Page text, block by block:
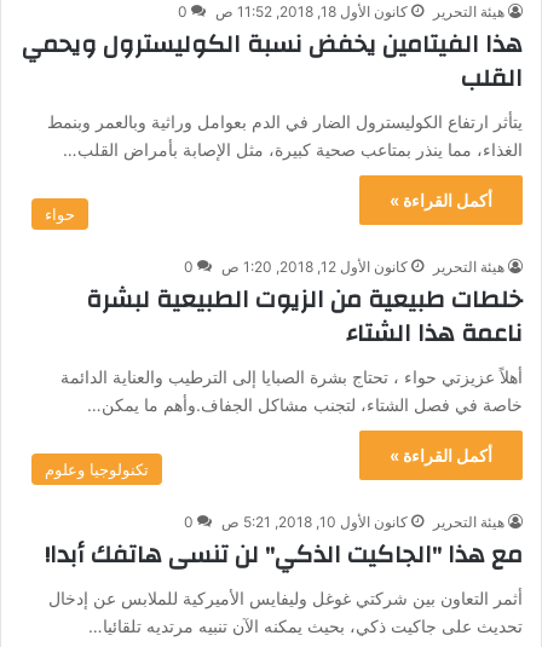
هيئة التحرير كانون الأول 18, 2018, 11:52 ص 0
هذا الفيتامين يخفض نسبة الكوليسترول ويحمي
القلب
يتأثر ارتفاع الكوليسترول الضار في الدم بعوامل وراثية وبالعمر وبنمط
الغذاء، مما ينذر بمتاعب صحية كبيرة، مثل الإصابة بأمراض القلب…
أكمل القراءة »
حواء
هيئة التحرير كانون الأول 12, 2018, 1:20 ص 0
خلطات طبيعية من الزيوت الطبيعية لبشرة
ناعمة هذا الشتاء
أهلاً عزيزتي حواء ، تحتاج بشرة الصبايا إلى الترطيب والعناية الدائمة
خاصة في فصل الشتاء، لتجنب مشاكل الجفاف.وأهم ما يمكن…
أكمل القراءة »
تكنولوجيا وعلوم
هيئة التحرير كانون الأول 10, 2018, 5:21 ص 0
مع هذا "الجاكيت الذكي" لن تنسى هاتفك أبدا!
أثمر التعاون بين شركتي غوغل وليفايس الأميركية للملابس عن إدخال
تحديث على جاكيت ذكي، بحيث يمكنه الآن تنبيه مرتديه تلقائيا…